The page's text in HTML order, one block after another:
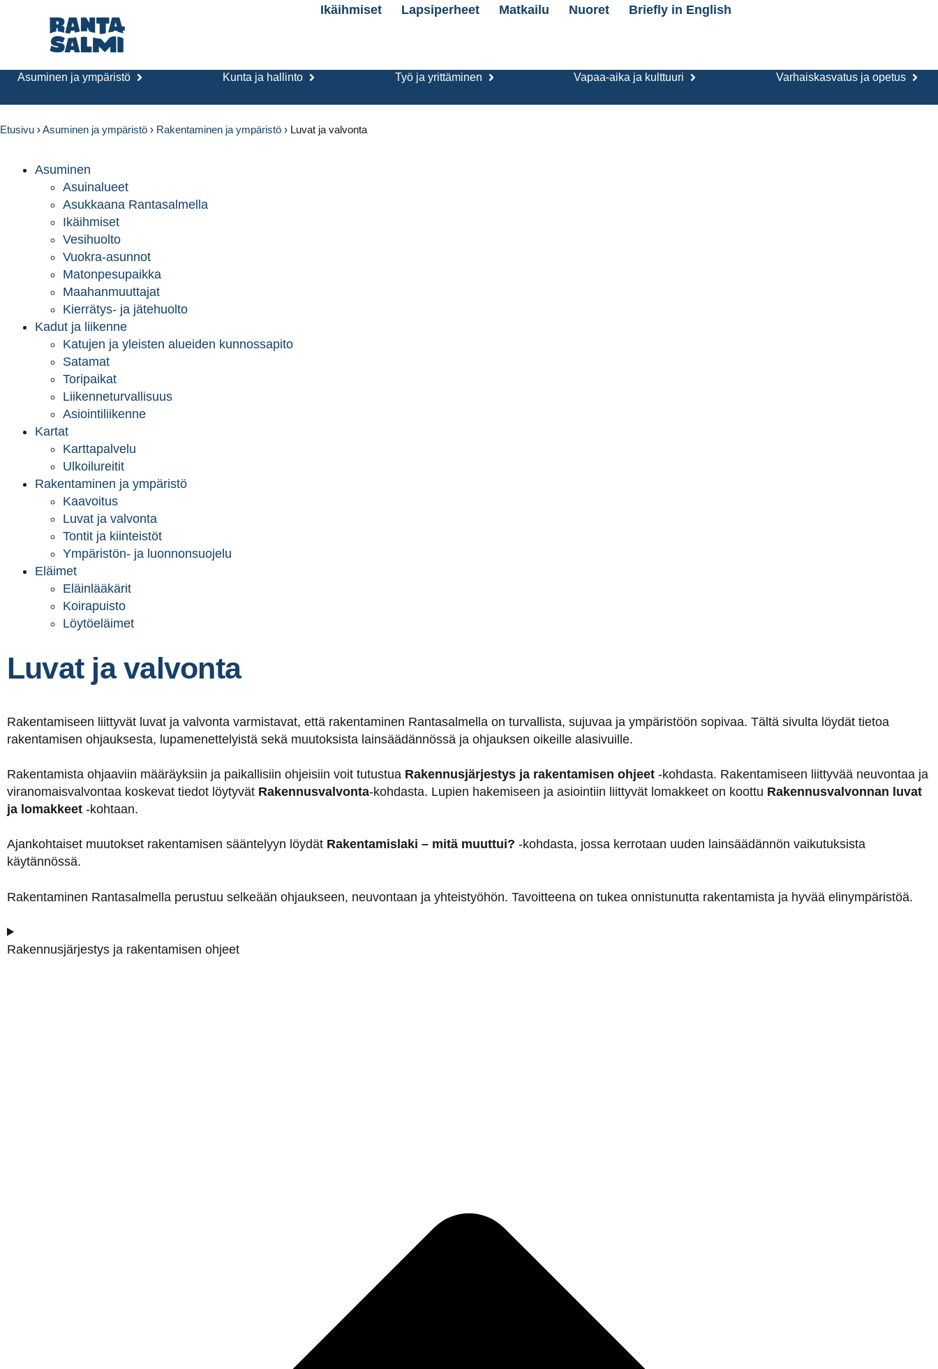
Ikäihmiset Lapsiperheet Matkailu Nuoret Briefly in English
Asuminen ja ympäristö Kunta ja hallinto Työ ja yrittäminen Vapaa-aika ja kulttuuri Varhaiskasvatus ja opetus
Etusivu ›Asuminen ja ympäristö › Rakentaminen ja ympäristö › Luvat ja valvonta
Asuminen
Asuinalueet
Asukkaana Rantasalmella
Ikäihmiset
Vesihuolto
Vuokra-asunnot
Matonpesupaikka
Maahanmuuttajat
Kierrätys- ja jätehuolto
Kadut ja liikenne
Katujen ja yleisten alueiden kunnossapito
Satamat
Toripaikat
Liikenneturvallisuus
Asiointiliikenne
Kartat
Karttapalvelu
Ulkoilureitit
Rakentaminen ja ympäristö
Kaavoitus
Luvat ja valvonta
Tontit ja kiinteistöt
Ympäristön- ja luonnonsuojelu
Eläimet
Eläinlääkärit
Koirapuisto
Löytöeläimet
Luvat ja valvonta
Rakentamiseen liittyvät luvat ja valvonta varmistavat, että rakentaminen Rantasalmella on turvallista, sujuvaa ja ympäristöön sopivaa. Tältä sivulta löydät tietoa
rakentamisen ohjauksesta, lupamenettelyistä sekä muutoksista lainsäädännössä ja ohjauksen oikeille alasivuille.
Rakentamista ohjaaviin määräyksiin ja paikallisiin ohjeisiin voit tutustua Rakennusjärjestys ja rakentamisen ohjeet -kohdasta. Rakentamiseen liittyvää neuvontaa ja
viranomaisvalvontaa koskevat tiedot löytyvät Rakennusvalvonta-kohdasta. Lupien hakemiseen ja asiointiin liittyvät lomakkeet on koottu Rakennusvalvonnan luvat
ja lomakkeet -kohtaan.
Ajankohtaiset muutokset rakentamisen sääntelyyn löydät Rakentamislaki – mitä muuttui? -kohdasta, jossa kerrotaan uuden lainsäädännön vaikutuksista
käytännössä.
Rakentaminen Rantasalmella perustuu selkeään ohjaukseen, neuvontaan ja yhteistyöhön. Tavoitteena on tukea onnistunutta rakentamista ja hyvää elinympäristöä.
Rakennusjärjestys ja rakentamisen ohjeet